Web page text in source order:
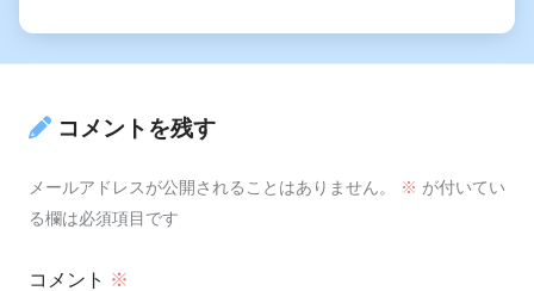
コメントを残す
メールアドレスが公開されることはありません。 ※ が付いてい
る欄は必須項目です
コメント ※